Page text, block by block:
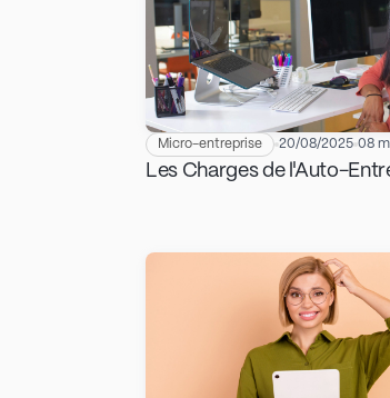
Micro-entreprise 20/08/2025 08
Les Charges de l'Auto-